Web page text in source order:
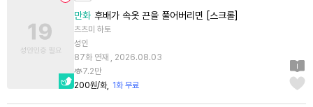
만화 후배가 속옷 끈을 풀어버리면 [스크롤]
츠츠미 하토
성인
87화 연재 , 2026.08.03
7.2만
200원/화
1화 무료